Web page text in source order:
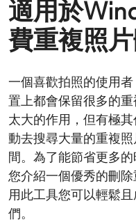
適用於
費重複照
一個喜歡拍照的使用
置上都會保留很多的
太大的作用，但有極
動去搜尋大量的重複
間。為了能節省更多
您介紹一個優秀的刪
用此工具您可以輕鬆
們。